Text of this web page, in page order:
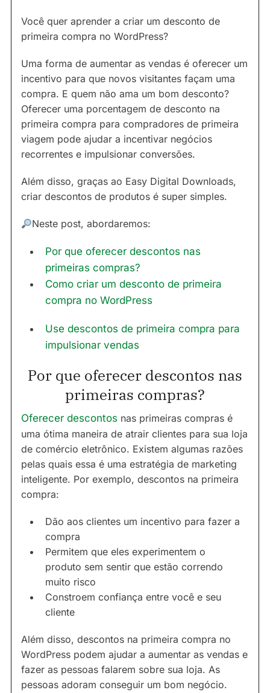
Você quer aprender a criar um desconto de
primeira compra no WordPress?
Uma forma de aumentar as vendas é oferecer um
incentivo para que novos visitantes façam uma
compra. E quem não ama um bom desconto?
Oferecer uma porcentagem de desconto na
primeira compra para compradores de primeira
viagem pode ajudar a incentivar negócios
recorrentes e impulsionar conversões.
Além disso, graças ao Easy Digital Downloads,
criar descontos de produtos é super simples.
Neste post, abordaremos:
Por que oferecer descontos nas
primeiras compras?
Como criar um desconto de primeira
compra no WordPress
Use descontos de primeira compra para
impulsionar vendas
Por que oferecer descontos nas
primeiras compras?
Oferecer descontos nas primeiras compras é
uma ótima maneira de atrair clientes para sua loja
de comércio eletrônico. Existem algumas razões
pelas quais essa é uma estratégia de marketing
inteligente. Por exemplo, descontos na primeira
compra:
Dão aos clientes um incentivo para fazer a
compra
Permitem que eles experimentem o
produto sem sentir que estão correndo
muito risco
Constroem confiança entre você e seu
cliente
Além disso, descontos na primeira compra no
WordPress podem ajudar a aumentar as vendas e
fazer as pessoas falarem sobre sua loja. As
pessoas adoram conseguir um bom negócio.